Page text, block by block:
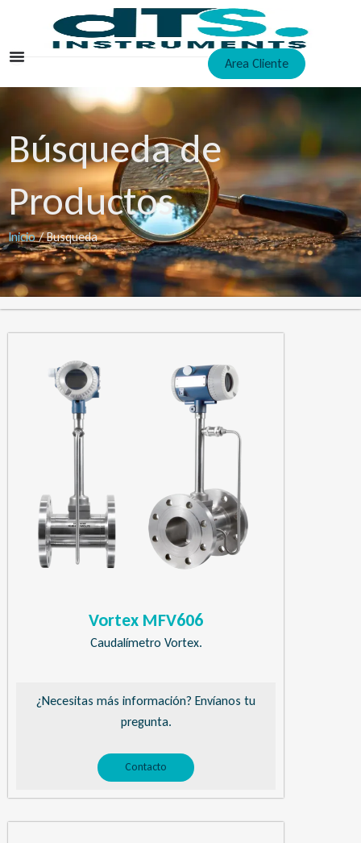
contenido
Area Cliente
Búsqueda de
Productos
Inicio/ Busqueda
Vortex MFV606
Caudalímetro Vortex.
¿Necesitas más información? Envíanos tu
pregunta.
Contacto